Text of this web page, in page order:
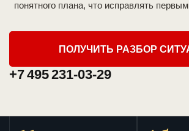
понятного плана, что исправлять первым
ПОЛУЧИТЬ РАЗБОР
+7 495 231-03-29